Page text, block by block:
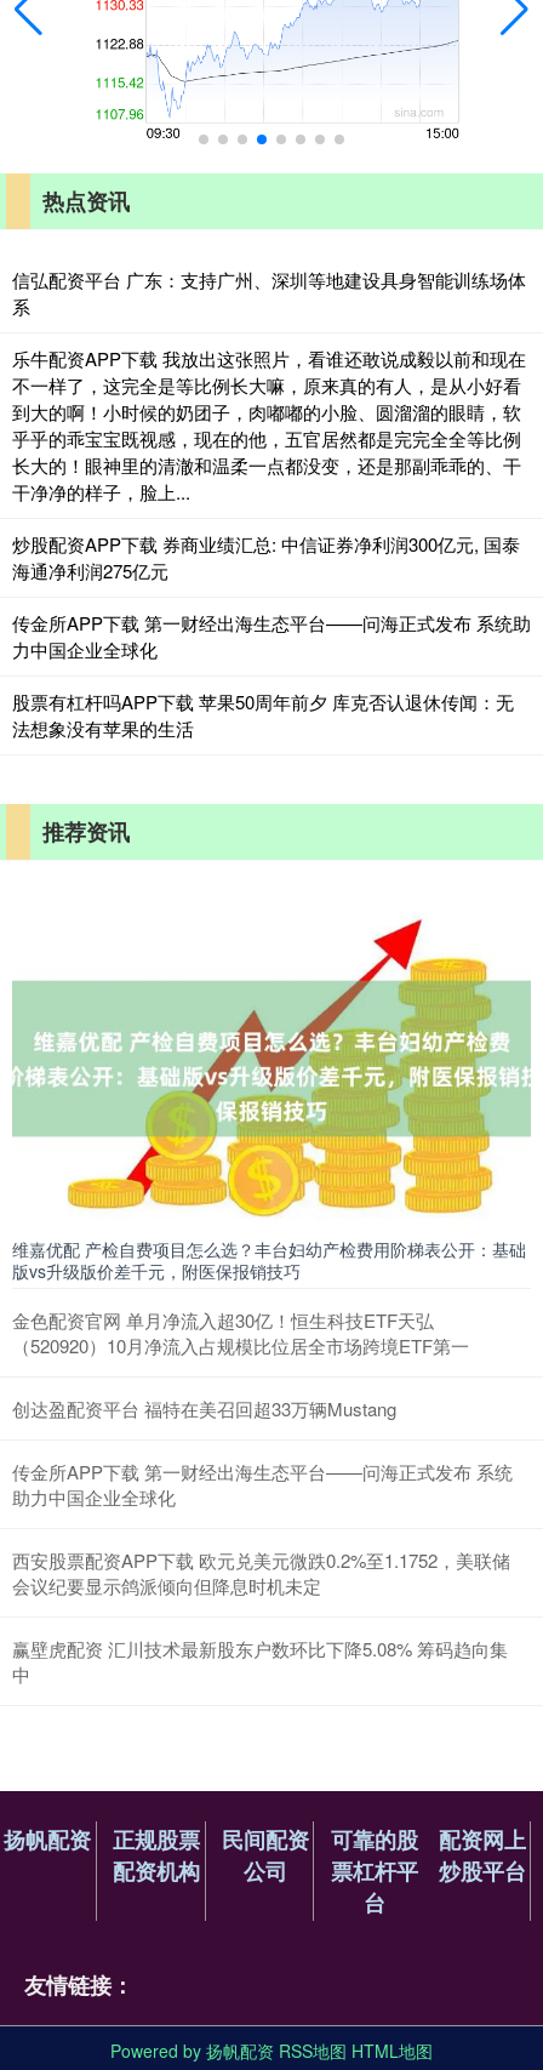
热点资讯
信弘配资平台 广东：支持广州、深圳等地建设具身智能训练场体
系
乐牛配资APP下载 我放出这张照片，看谁还敢说成毅以前和现在
不一样了，这完全是等比例长大嘛，原来真的有人，是从小好看
到大的啊！小时候的奶团子，肉嘟嘟的小脸、圆溜溜的眼睛，软
乎乎的乖宝宝既视感，现在的他，五官居然都是完完全全等比例
长大的！眼神里的清澈和温柔一点都没变，还是那副乖乖的、干
干净净的样子，脸上...
炒股配资APP下载 券商业绩汇总: 中信证券净利润300亿元, 国泰
海通净利润275亿元
传金所APP下载 第一财经出海生态平台——问海正式发布 系统助
力中国企业全球化
股票有杠杆吗APP下载 苹果50周年前夕 库克否认退休传闻：无
法想象没有苹果的生活
推荐资讯
维嘉优配 产检自费项目怎么选？丰台妇幼产检费用阶梯表公开：基础
版vs升级版价差千元，附医保报销技巧
金色配资官网 单月净流入超30亿！恒生科技ETF天弘
（520920）10月净流入占规模比位居全市场跨境ETF第一
创达盈配资平台 福特在美召回超33万辆Mustang
传金所APP下载 第一财经出海生态平台——问海正式发布 系统
助力中国企业全球化
西安股票配资APP下载 欧元兑美元微跌0.2%至1.1752，美联储
会议纪要显示鸽派倾向但降息时机未定
赢壁虎配资 汇川技术最新股东户数环比下降5.08% 筹码趋向集
中
扬帆配资
正规股票
配资机构
民间配资
公司
可靠的股
票杠杆平
台
配资网上
炒股平台
友情链接：
Powered by 扬帆配资 RSS地图 HTML地图